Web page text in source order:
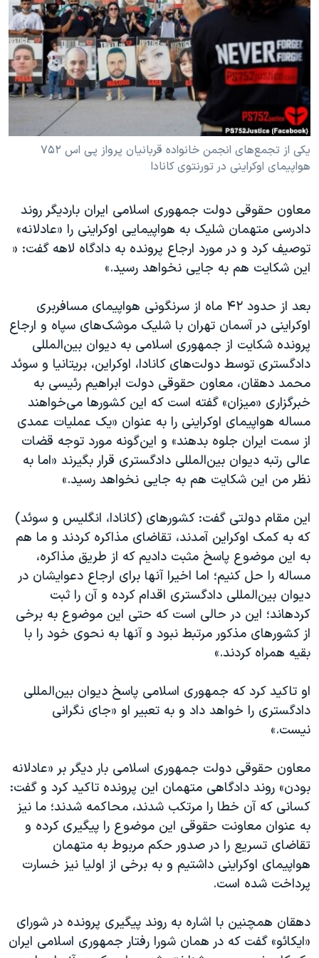
فرهنگ و زندگی
حقوق شهروندی
اقتصادی
اسرائیل در جنگ
آرشیو پخش زنده
مستندها
انتخابات ریاست جمهوری آمریکا ۲۰۲۴
حمله جمهوری اسلامی به اسرائیل
ورزش زنان در ایران
مجموعه مستندهای دادخواهی
دادگاه حمید نوری
چهل سال گروگان‌گیری
قانون شفافیت دارائی کادر رهبری ایران
اسرائیل در جنگ
نرگس محمدی برنده جایزه نوبل صلح
همایش محافظه‌کاران آمریکا «سی‌پک»
صفحه‌های ویژه
سفر پرزیدنت ترامپ به چین
دنبال کنید
زبانهای مختلف
یکی از تجمع‌های انجمن خانواده قربانیان پرواز پی اس ۷۵۲
هواپیمای اوکراینی در تورنتوی کانادا
معاون حقوقی دولت جمهوری اسلامی ایران باردیگر روند
دادرسی متهمان شلیک به هواپیمایی اوکراینی را «عادلانه»
توصیف کرد و در مورد ارجاع پرونده به دادگاه لاهه گفت: «
این شکایت هم به جایی نخواهد رسید.»
بعد از حدود ۴۲ ماه از سرنگونی هواپیمای مسافربری
اوکراینی در آسمان تهران با شلیک موشک‌های سپاه و ارجاع
پرونده شکایت از جمهوری اسلامی به دیوان بین‌المللی
دادگستری توسط دولت‌های کانادا، اوکراین، بریتانیا و سوئد
محمد دهقان، معاون حقوقی دولت ابراهیم رئیسی به
خبرگزاری‌ «میزان» گفته است که این کشورها می‌‎‌‌‌خواهند
مساله هواپیمای اوکراینی را به عنوان «یک عملیات عمدی
از سمت ایران جلوه بدهند» و این‌گونه مورد توجه قضات
عالی رتبه دیوان بین‌المللی دادگستری قرار بگیرند «اما به
نظر من این شکایت هم به جایی نخواهد رسید.»
این مقام دولتی گفت: کشورهای (کانادا، انگلیس و سوئد)
که به کمک اوکراین آمدند، تقاضای مذاکره کردند و ما هم
به این موضوع پاسخ مثبت دادیم که از طریق مذاکره،
مساله را حل کنیم؛ اما اخیرا آنها برای ارجاع دعوای‎شان در
دیوان بین‌‎المللی دادگستری اقدام کرده و آن را ثبت
کرده‎اند؛ این در حالی است که حتی این موضوع به برخی
از کشورهای مذکور مرتبط نبود و آنها به نحوی خود را با
بقیه همراه کردند.»
او تاکید کرد که جمهوری اسلامی پاسخ دیوان بین‌المللی
دادگستری را خواهد داد و به تعبیر او «جای نگرانی
نیست.»
معاون حقوقی دولت جمهوری اسلامی بار دیگر بر «عادلانه
بودن» روند دادگاهی متهمان این پرونده تاکید کرد و گفت:
کسانی که آن خطا را مرتکب شدند، محاکمه شدند؛ ما نیز
به عنوان معاونت حقوقی این موضوع را پیگیری کرده و
تقاضای تسریع را در صدور حکم مربوط به متهمان
هواپیمای اوکراینی داشتیم و به برخی از اولیا نیز خسارت
پرداخت شده است.
دهقان همچنین با اشاره به روند پیگیری پرونده در شورای
«ایکائو» گفت که در همان شورا رفتار جمهوری اسلامی ایران